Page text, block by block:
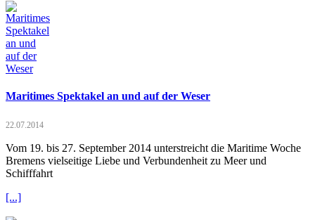
Maritimes Spektakel an und auf der Weser
22.07.2014
Vom 19. bis 27. September 2014 unterstreicht die Maritime Woche
Bremens vielseitige Liebe und Verbundenheit zu Meer und
Schifffahrt
[...]